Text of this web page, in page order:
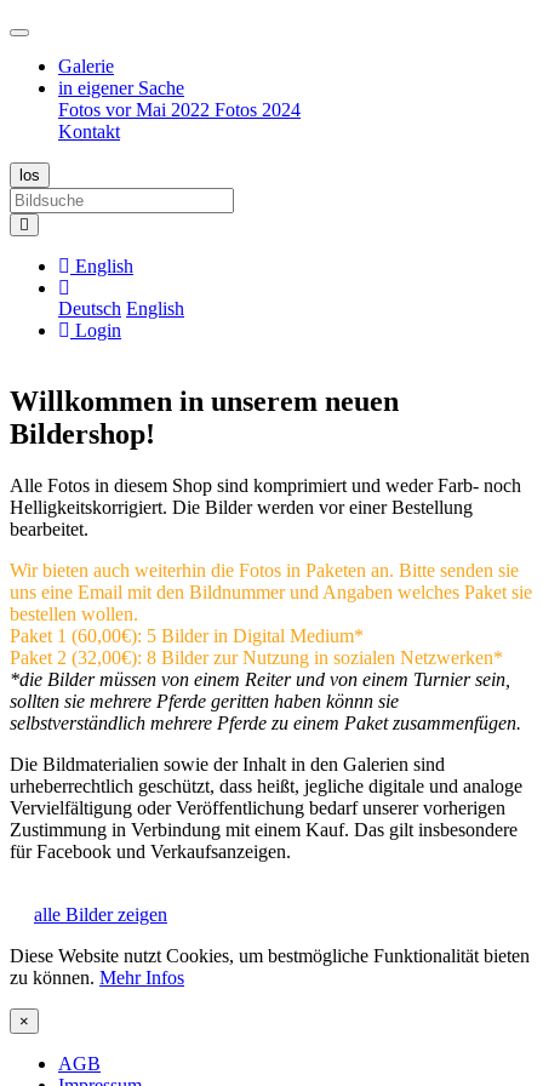
Galerie
in eigener Sache
Fotos vor Mai 2022 Fotos 2024
Kontakt
English
Deutsch English
Login
Willkommen in unserem neuen
Bildershop!
Alle Fotos in diesem Shop sind komprimiert und weder Farb- noch
Helligkeitskorrigiert. Die Bilder werden vor einer Bestellung
bearbeitet.
Wir bieten auch weiterhin die Fotos in Paketen an. Bitte senden sie
uns eine Email mit den Bildnummer und Angaben welches Paket sie
bestellen wollen.
Paket 1 (60,00€): 5 Bilder in Digital Medium*
Paket 2 (32,00€): 8 Bilder zur Nutzung in sozialen Netzwerken*
*die Bilder müssen von einem Reiter und von einem Turnier sein,
sollten sie mehrere Pferde geritten haben könnn sie
selbstverständlich mehrere Pferde zu einem Paket zusammenfügen.
Die Bildmaterialien sowie der Inhalt in den Galerien sind
urheberrechtlich geschützt, dass heißt, jegliche digitale und analoge
Vervielfältigung oder Veröffentlichung bedarf unserer vorherigen
Zustimmung in Verbindung mit einem Kauf. Das gilt insbesondere
für Facebook und Verkaufsanzeigen.
alle Bilder zeigen
Diese Website nutzt Cookies, um bestmögliche Funktionalität bieten
zu können. Mehr Infos
×
AGB